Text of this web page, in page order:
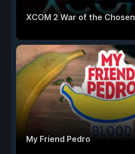
XCOM 2 War of the Chosen
My Friend Pedro